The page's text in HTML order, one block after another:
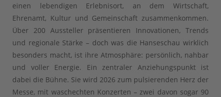
einen lebendigen Erlebnisort, an dem Wirtschaft,
Ehrenamt, Kultur und Gemeinschaft zusammenkommen.
Über 200 Aussteller präsentieren Innovationen, Trends
und regionale Stärke – doch was die Hanseschau wirklich
besonders macht, ist ihre Atmosphäre: persönlich, nahbar
und voller Energie. Ein zentraler Anziehungspunkt ist
dabei die Bühne. Sie wird 2026 zum pulsierenden Herz der
Messe, mit waschechten Konzerten – zwei davon sogar 90